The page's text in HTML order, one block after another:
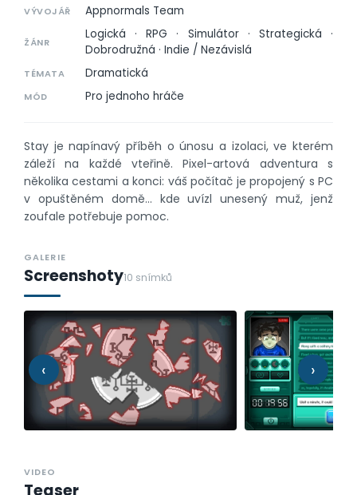
VÝVOJÁŘ Appnormals Team
ŽÁNR
Logická · RPG · Simulátor · Strategická ·
Dobrodružná · Indie / Nezávislá
TÉMATA Dramatická
MÓD Pro jednoho hráče
Stay je napínavý příběh o únosu a izolaci, ve kterém
záleží na každé vteřině. Pixel-artová adventura s
několika cestami a konci: váš počítač je propojený s PC
v opuštěném domě… kde uvízl unesený muž, jenž
zoufale potřebuje pomoc.
GALERIE
Screenshoty10 snímků
‹ ›
VIDEO